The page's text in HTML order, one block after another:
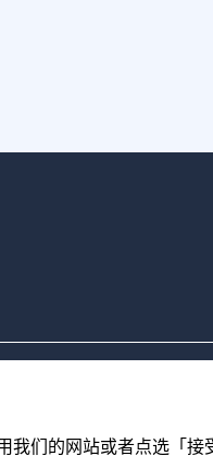
们的网站或者点选「